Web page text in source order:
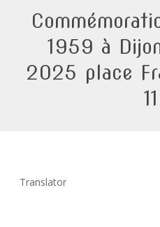
1959 à
2025 place
Translator